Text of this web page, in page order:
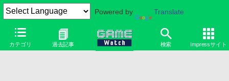
Powered by Translate
カテゴリ 過去記事 検索 Impressサイト